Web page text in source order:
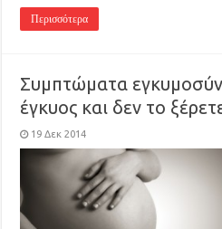
Περισσότερα
Συμπτώματα
έγκυος και δεν το
19 Δεκ 2014